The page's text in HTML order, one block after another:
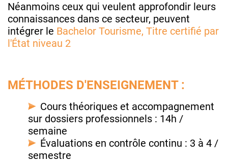
Néanmoins ceux qui veulent approfondir leurs
connaissances dans ce secteur, peuvent
intégrer le Bachelor Tourisme, Titre certifié par
l'État niveau 2
MÉTHODES D'ENSEIGNEMENT :
Cours théoriques et accompagnement
sur dossiers professionnels : 14h /
semaine
Évaluations en contrôle continu : 3 à 4 /
semestre